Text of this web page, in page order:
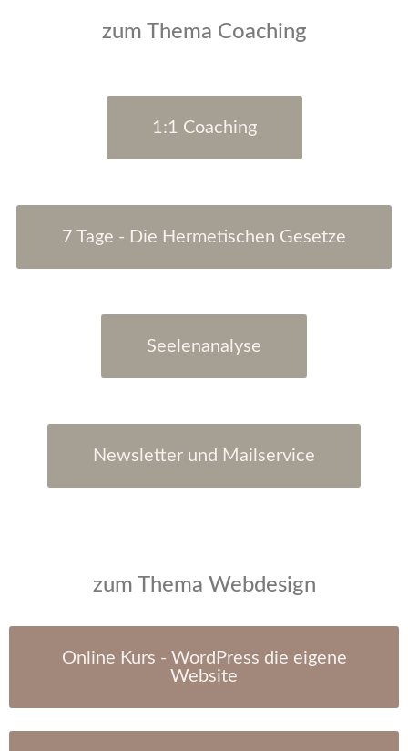
zum Thema Coaching
1:1 Coaching
7 Tage - Die Hermetischen Gesetze
Seelenanalyse
Newsletter und Mailservice
zum Thema Webdesign
Online Kurs - WordPress die eigene
Website